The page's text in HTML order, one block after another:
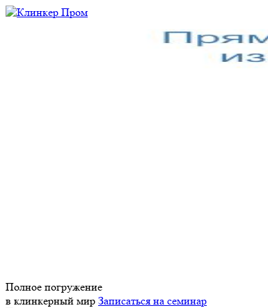
Полное погружение
в клинкерный мир Записаться на семинар